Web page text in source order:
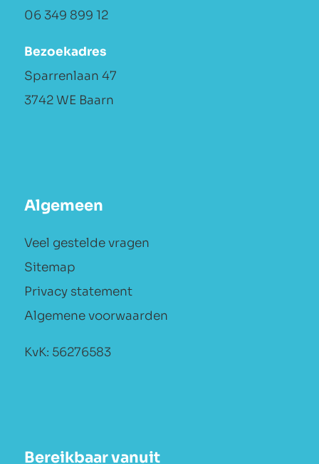
06 349 899 12
Bezoekadres
Sparrenlaan 47
3742 WE Baarn
Algemeen
Veel gestelde vragen
Sitemap
Privacy statement
Algemene voorwaarden
KvK: 56276583
Bereikbaar vanuit